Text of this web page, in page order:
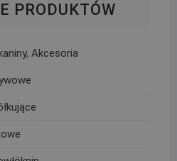
PRODUKTÓW
Akcesoria